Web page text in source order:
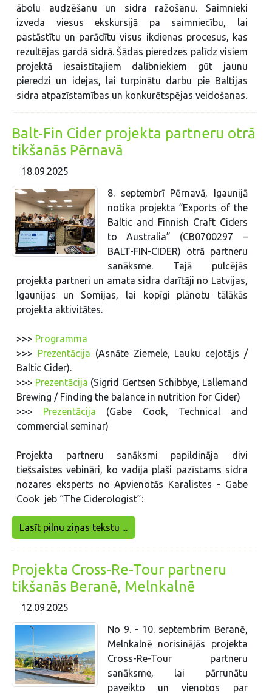
ābolu audzēšanu un sidra ražošanu. Saimnieki
izveda viesus ekskursijā pa saimniecību, lai
pastāstītu un parādītu visus ikdienas procesus, kas
rezultējas gardā sidrā. Šādas pieredzes palīdz visiem
projektā iesaistītajiem dalībniekiem gūt jaunu
pieredzi un idejas, lai turpinātu darbu pie Baltijas
sidra atpazīstamības un konkurētspējas veidošanas.
Balt-Fin Cider projekta partneru otrā
tikšanās Pērnavā
18.09.2025
8. septembrī Pērnavā, Igaunijā
notika projekta “Exports of the
Baltic and Finnish Craft Ciders
to Australia” (CB0700297 –
BALT-FIN-CIDER) otrā partneru
sanāksme. Tajā pulcējās
projekta partneri un amata sidra darītāji no Latvijas,
Igaunijas un Somijas, lai kopīgi plānotu tālākās
projekta aktivitātes.
>>> Programma
>>> Prezentācija (Asnāte Ziemele, Lauku ceļotājs /
Baltic Cider).
>>> Prezentācija (Sigrid Gertsen Schibbye, Lallemand
Brewing / Finding the balance in nutrition for Cider)
>>> Prezentācija (Gabe Cook, Technical and
commercial seminar)
Projekta partneru sanāksmi papildināja divi
tiešsaistes vebināri, ko vadīja plaši pazīstams sidra
nozares eksperts no Apvienotās Karalistes - Gabe
Cook jeb “The Ciderologist”:
Lasīt pilnu ziņas tekstu ...
Projekta Cross-Re-Tour partneru
tikšanās Beranē, Melnkalnē
12.09.2025
No 9. - 10. septembrim Beranē,
Melnkalnē norisinājās projekta
Cross-Re-Tour partneru
sanāksme, lai pārrunātu
paveikto un vienotos par